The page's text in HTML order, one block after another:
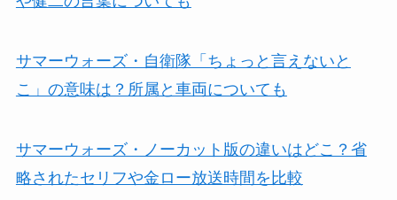
サマーウォーズ・自衛隊「ちょっと言えないと
こ」の意味は？所属と車両についても
サマーウォーズ・ノーカット版の違いはどこ？省
略されたセリフや金ロー放送時間を比較